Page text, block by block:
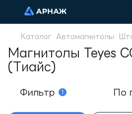
Каталог Автомагнитолы
Магнитолы Teyes
(Тиайс)
Фильтр 1 По